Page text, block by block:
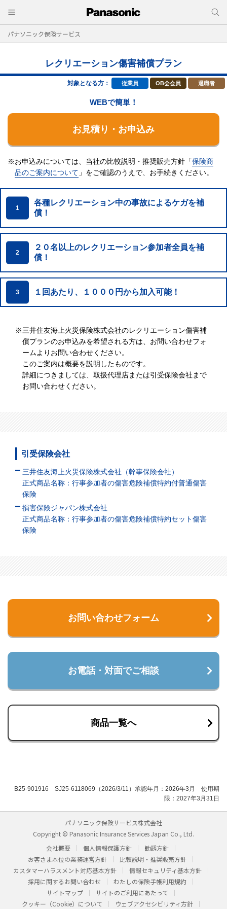
パナソニック保険サービス
レクリエーション傷害補償プラン
対象となる方： 従業員 OB会会員 退職者
WEBで簡単！
お見積り・お申込み
※お申込みについては、当社の比較説明・推奨販売方針「保険商
品のご案内について 」をご確認のうえで、 お手続きください。
1
各種レクリエーション中の事故によるケガを補
償！
2
２０名以上のレクリエーション参加者全員を補
償！
3 １回あたり、１０００円から加入可能！
※三井住友海上火災保険株式会社のレクリエーション傷害補
償プランのお申込みを希望される方は、お問い合わせフォ
ームよりお問い合わせください。
このご案内は概要を説明したものです。
詳細につきましては、取扱代理店または引受保険会社まで
お問い合わせください。
引受保険会社
三井住友海上火災保険株式会社（幹事保険会社）
正式商品名称：行事参加者の傷害危険補償特約付普通傷害
保険
損害保険ジャパン株式会社
正式商品名称：行事参加者の傷害危険補償特約セット傷害
保険
お問い合わせフォーム
お電話・対面でご相談
商品一覧へ
B25-901916 SJ25-6118069（2026/3/11）承認年月：2026年3月 使用期
限：2027年3月31日
パナソニック保険サービス株式会社
Copyright © Panasonic Insurance Services Japan Co., Ltd.
会社概要
個人情報保護方針
勧誘方針
お客さま本位の業務運営方針
比較説明・推奨販売方針
カスタマーハラスメント対応基本方針
情報セキュリティ基本方針
採用に関するお問い合わせ
わたしの保険手帳利用規約
サイトマップ
サイトのご利用にあたって
クッキー（Cookie）について
ウェブアクセシビリティ方針